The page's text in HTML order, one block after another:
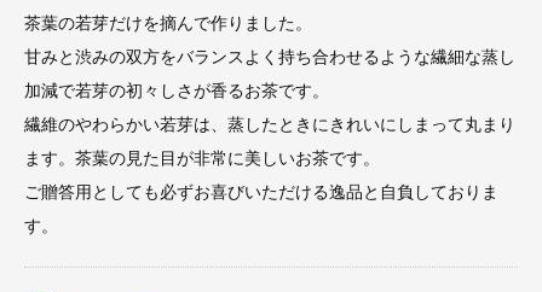
茶葉の若芽だけを摘んで作りました。
甘みと渋みの双方をバランスよく持ち合わせるような繊細な蒸し
加減で若芽の初々しさが香るお茶です。
繊維のやわらかい若芽は、蒸したときにきれいにしまって丸まり
ます。茶葉の見た目が非常に美しいお茶です。
ご贈答用としても必ずお喜びいただける逸品と自負しておりま
す。